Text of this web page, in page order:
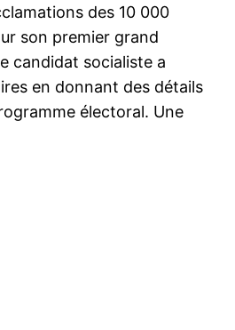
des 10 000
son premier grand
candidat socialiste a
en donnant des détails
électoral. Une